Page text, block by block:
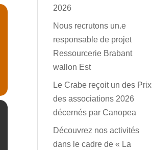
2026
Nous recrutons un.e
responsable de projet
Ressourcerie Brabant
wallon Est
Le Crabe reçoit un des Prix
des associations 2026
décernés par Canopea
Découvrez nos activités
dans le cadre de « La